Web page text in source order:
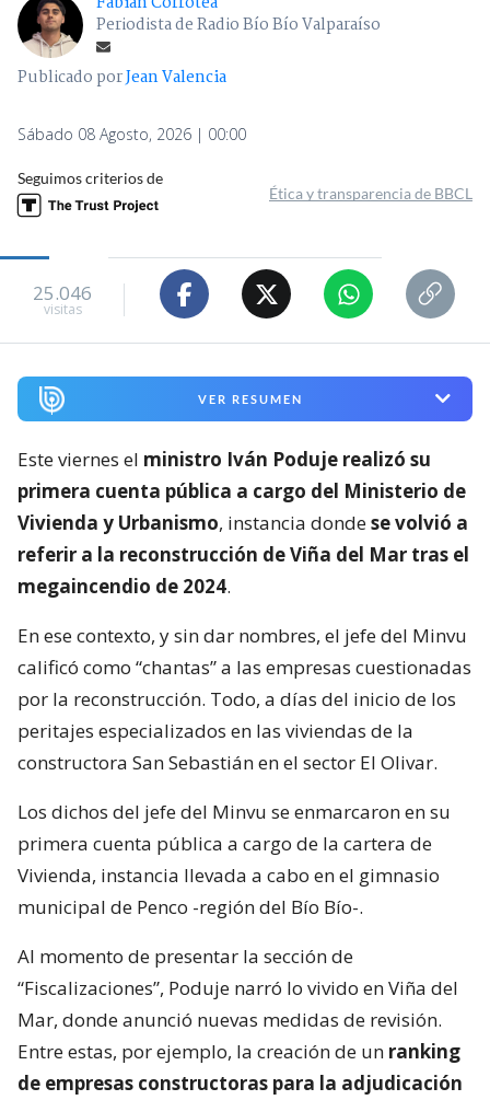
Periodista de Radio Bío Bío Valparaíso
Publicado porJean Valencia
Sábado 08 Agosto, 2026 | 00:00
Seguimos criterios de
Ética y transparencia de BBCL
25.046
visitas
VER RESUMEN
Este viernes el ministro Iván Poduje realizó su
primera cuenta pública a cargo del Ministerio de
Vivienda y Urbanismo, instancia dondese volvió a
referir a la reconstrucción de Viña del Mar tras el
megaincendio de 2024.
En ese contexto, y sin dar nombres, el jefe del Minvu
calificó como “chantas” a las empresas cuestionadas
por la reconstrucción. Todo, a días del inicio de los
peritajes especializados en las viviendas de la
constructora San Sebastián en el sector El Olivar.
Los dichos del jefe del Minvu se enmarcaron en su
primera cuenta pública a cargo de la cartera de
Vivienda, instancia llevada a cabo en el gimnasio
municipal de Penco -región del Bío Bío-.
Al momento de presentar la sección de
“Fiscalizaciones”, Poduje narró lo vivido en Viña del
Mar, donde anunció nuevas medidas de revisión.
Entre estas, por ejemplo, la creación de un ranking
de empresas constructoras para la adjudicación